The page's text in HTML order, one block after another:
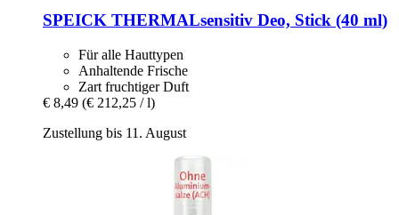
SPEICK THERMALsensitiv Deo, Stick (40 ml)
Für alle Hauttypen
Anhaltende Frische
Zart fruchtiger Duft
€ 8,49 (€ 212,25 / l)
Zustellung bis 11. August